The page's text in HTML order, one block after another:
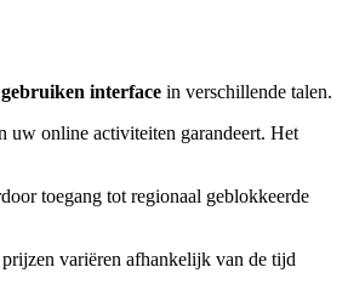
interface in verschillende talen.
uw online activiteiten garandeert. Het
toegang tot regionaal geblokkeerde
variëren afhankelijk van de tijd